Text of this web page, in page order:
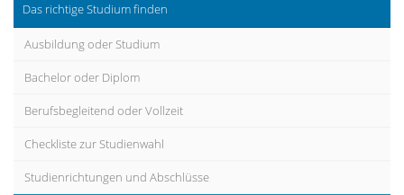
Das richtige Studium finden
Ausbildung oder Studium
Bachelor oder Diplom
Berufsbegleitend oder Vollzeit
Checkliste zur Studienwahl
Studienrichtungen und Abschlüsse